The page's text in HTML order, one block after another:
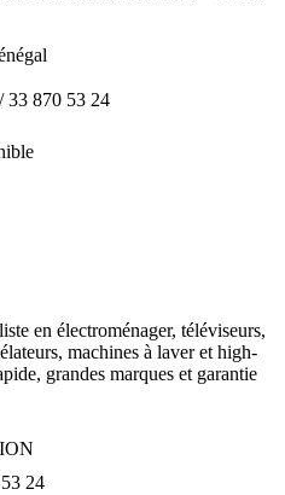
33 870 53 24
en électroménager, téléviseurs,
machines à laver et high-
grandes marques et garantie
24